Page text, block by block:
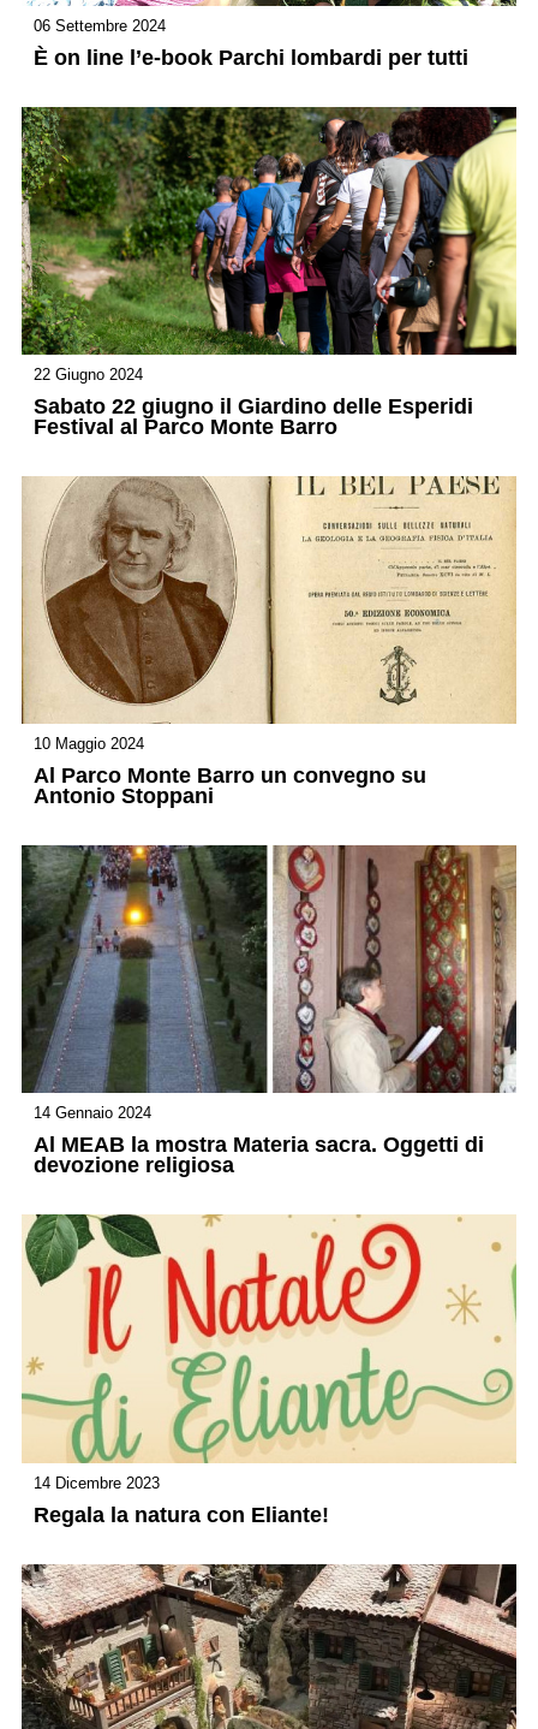
06 Settembre 2024
È on line l’e-book Parchi lombardi per tutti
22 Giugno 2024
Sabato 22 giugno il Giardino delle Esperidi
Festival al Parco Monte Barro
10 Maggio 2024
Al Parco Monte Barro un convegno su
Antonio Stoppani
14 Gennaio 2024
Al MEAB la mostra Materia sacra. Oggetti di
devozione religiosa
14 Dicembre 2023
Regala la natura con Eliante!